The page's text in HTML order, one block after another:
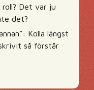
roll? Det var ju
det?
Kolla längst
så förstår